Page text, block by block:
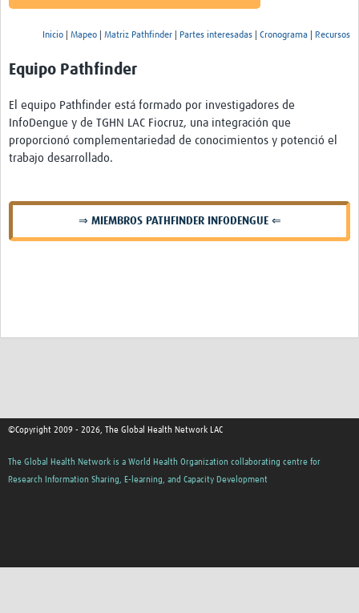
Inicio Mapeo Matriz Pathfinder Partes interesadas Cronograma Recursos
Equipo Pathfinder
El equipo Pathfinder está formado por investigadores de
InfoDengue y de TGHN LAC Fiocruz, una integración que
proporcionó complementariedad de conocimientos y potenció el
trabajo desarrollado.
⇒ MIEMBROS PATHFINDER INFODENGUE ⇐
©Copyright 2009 - 2026, The Global Health Network LAC
The Global Health Network is a World Health Organization collaborating centre for
Research Information Sharing, E-learning, and Capacity Development